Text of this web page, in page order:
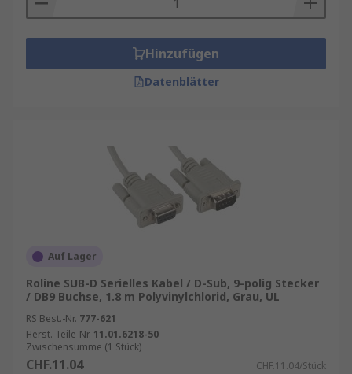
Hinzufügen
Datenblätter
Auf Lager
Roline SUB-D Serielles Kabel / D-Sub, 9-polig Stecker
/ DB9 Buchse, 1.8 m Polyvinylchlorid, Grau, UL
RS Best.-Nr. 777-621
Herst. Teile-Nr. 11.01.6218-50
Zwischensumme (1 Stück)
CHF.11.04 CHF.11.04/Stück